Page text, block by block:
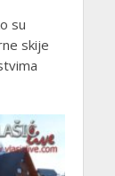
su
skije